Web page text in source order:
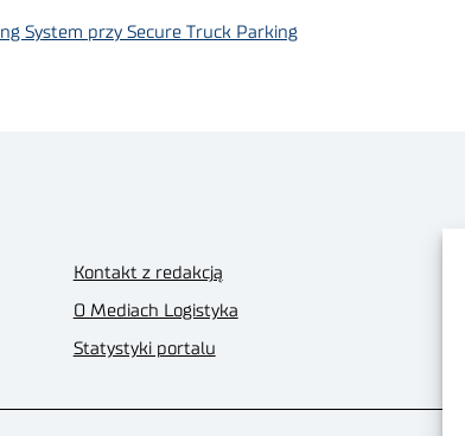
System przy Secure Truck Parking
Kontakt z redakcją
O Mediach Logistyka
Statystyki portalu